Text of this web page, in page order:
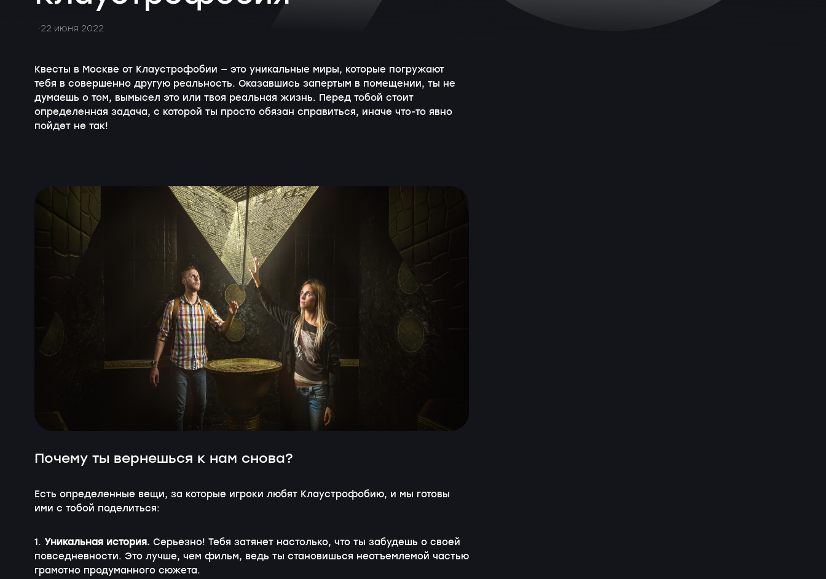
22 июня 2022
Квесты в Москве от Клаустрофобии — это уникальные миры, которые погружают
тебя в совершенно другую реальность. Оказавшись запертым в помещении, ты не
думаешь о том, вымысел это или твоя реальная жизнь. Перед тобой стоит
определенная задача, с которой ты просто обязан справиться, иначе что-то явно
пойдет не так!
Почему ты вернешься к нам снова?
Есть определенные вещи, за которые игроки любят Клаустрофобию, и мы готовы
ими с тобой поделиться:
1. Уникальная история. Серьезно! Тебя затянет настолько, что ты забудешь о своей
повседневности. Это лучше, чем фильм, ведь ты становишься неотъемлемой частью
грамотно продуманного сюжета.